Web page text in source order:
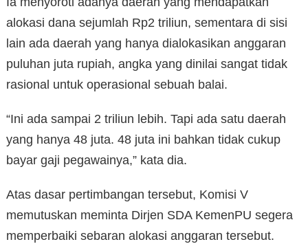
alokasi dana sejumlah Rp2 triliun, sementara di sisi
lain ada daerah yang hanya dialokasikan anggaran
puluhan juta rupiah, angka yang dinilai sangat tidak
rasional untuk operasional sebuah balai.
“Ini ada sampai 2 triliun lebih. Tapi ada satu daerah
yang hanya 48 juta. 48 juta ini bahkan tidak cukup
bayar gaji pegawainya,” kata dia.
Atas dasar pertimbangan tersebut, Komisi V
memutuskan meminta Dirjen SDA KemenPU segera
memperbaiki sebaran alokasi anggaran tersebut.